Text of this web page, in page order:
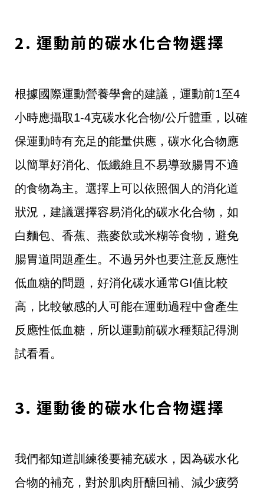
2. 運動前的碳水化合物選擇
根據國際運動營養學會的建議，運動前1至4
小時應攝取1-4克碳水化合物/公斤體重，以確
保運動時有充足的能量供應，碳水化合物應
以簡單好消化、低纖維且不易導致腸胃不適
的食物為主。選擇上可以依照個人的消化道
狀況，建議選擇容易消化的碳水化合物，如
白麵包、香蕉、燕麥飲或米糊等食物，避免
腸胃道問題產生。不過另外也要注意反應性
低血糖的問題，好消化碳水通常GI值比較
高，比較敏感的人可能在運動過程中會產生
反應性低血糖，所以運動前碳水種類記得測
試看看。
3. 運動後的碳水化合物選擇
我們都知道訓練後要補充碳水，因為碳水化
合物的補充，對於肌肉肝醣回補、減少疲勞